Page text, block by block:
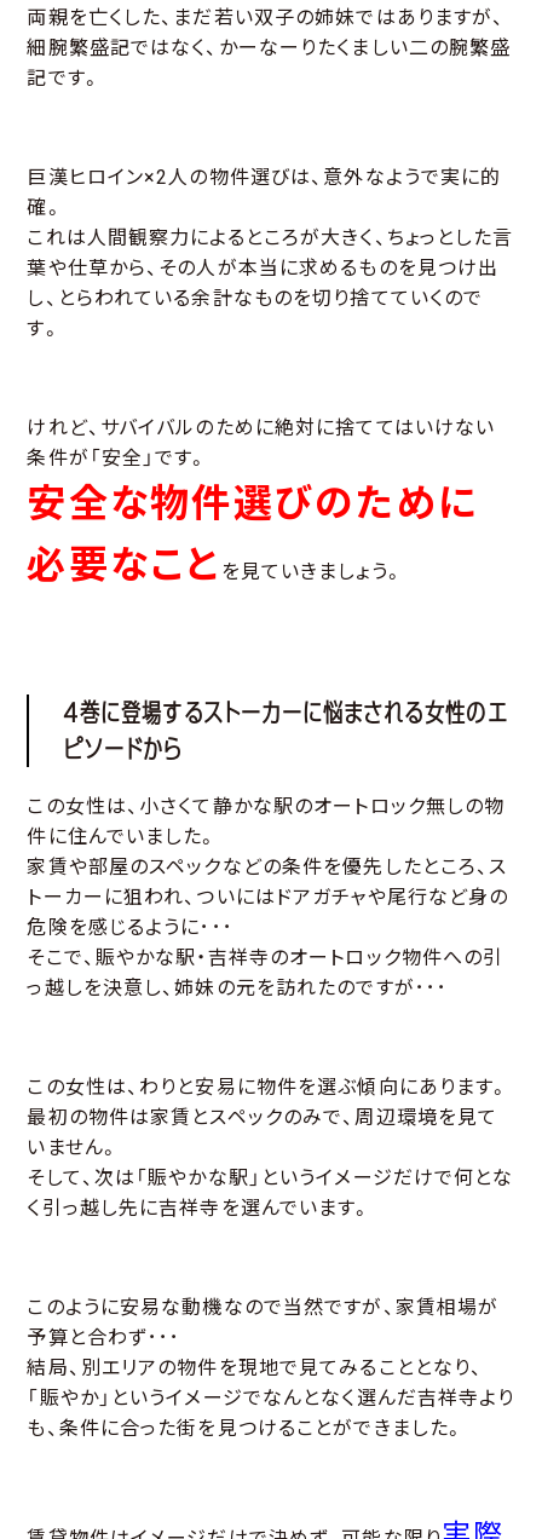
両親を亡くした、まだ若い双子の姉妹ではありますが、
細腕繁盛記ではなく、かーなーりたくましい二の腕繁盛
記です。
巨漢ヒロイン×2人の物件選びは、意外なようで実に的
確。
これは人間観察力によるところが大きく、ちょっとした言
葉や仕草から、その人が本当に求めるものを見つけ出
し、とらわれている余計なものを切り捨てていくので
す。
けれど、サバイバルのために絶対に捨ててはいけない
条件が「安全」です。
安全な物件選びのために
必要なこと を見ていきましょう。
4巻に登場するストーカーに悩まされる女性のエ
ピソードから
この女性は、小さくて静かな駅のオートロック無しの物
件に住んでいました。
家賃や部屋のスペックなどの条件を優先したところ、ス
トーカーに狙われ、ついにはドアガチャや尾行など身の
危険を感じるように･･･
そこで、賑やかな駅・吉祥寺のオートロック物件への引
っ越しを決意し、姉妹の元を訪れたのですが･･･
この女性は、わりと安易に物件を選ぶ傾向にあります。
最初の物件は家賃とスペックのみで、周辺環境を見て
いません。
そして、次は「賑やかな駅」というイメージだけで何とな
く引っ越し先に吉祥寺を選んでいます。
このように安易な動機なので当然ですが、家賃相場が
予算と合わず･･･
結局、別エリアの物件を現地で見てみることとなり、
「賑やか」というイメージでなんとなく選んだ吉祥寺より
も、条件に合った街を見つけることができました。